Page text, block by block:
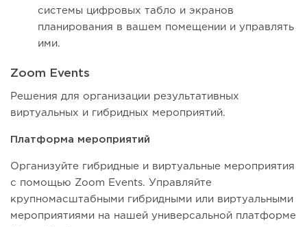
системы цифровых табло и экранов
планирования в вашем помещении и управлять
ими.
Zoom Events
Решения для организации результативных
виртуальных и гибридных мероприятий.
Платформа мероприятий
Организуйте гибридные и виртуальные мероприятия
с помощью Zoom Events. Управляйте
крупномасштабными гибридными или виртуальными
мероприятиями на нашей универсальной платформе